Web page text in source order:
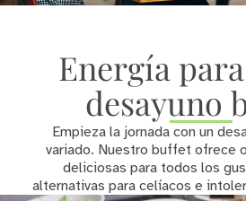
Energía
desayuno
Empieza la jornada con un
variado. Nuestro buffet ofrece
deliciosas para todos los
alternativas para celíacos e